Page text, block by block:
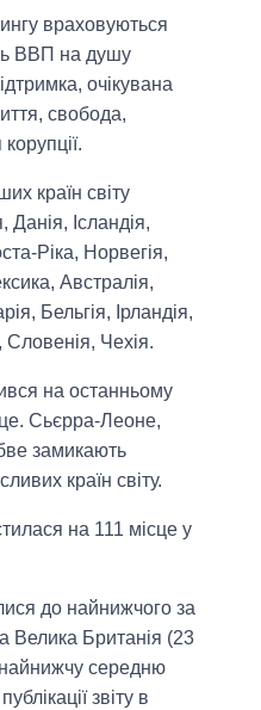
враховуються
ВВП на душу
очікувана
свобода,
країн світу
Данія, Ісландія,
Ріка, Норвегія,
Австралія,
Бельгія, Ірландія,
Чехія.
на останньому
Сьєрра-Леоне,
замикають
країн світу.
на 111 місце у
до найнижчого за
Велика Британія (23
середню
звіту в